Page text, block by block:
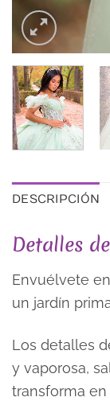
DESCRIPCIÓN
Detalles
Envuélvete
un jardín
Los detalles
y vaporosa,
transforma